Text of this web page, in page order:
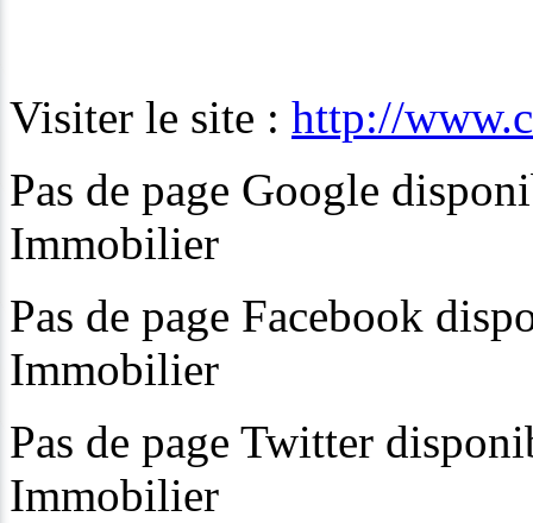
Visiter le site : http://
Pas de page Google
Immobilier
Pas de page Facebook
Immobilier
Pas de page Twitter
Immobilier